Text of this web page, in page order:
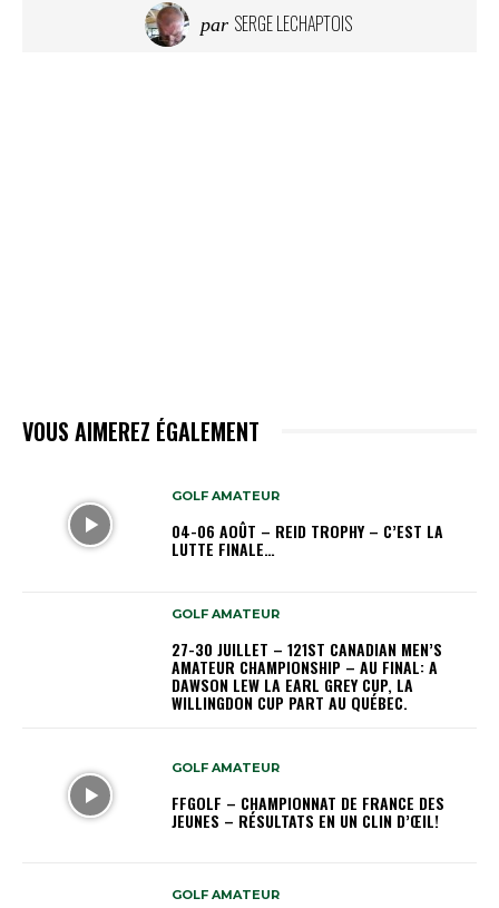
par SERGE LECHAPTOIS
VOUS AIMEREZ ÉGALEMENT
GOLF AMATEUR
04-06 AOÛT – REID TROPHY – C’EST LA
LUTTE FINALE…
GOLF AMATEUR
27-30 JUILLET – 121ST CANADIAN MEN’S
AMATEUR CHAMPIONSHIP – AU FINAL: A
DAWSON LEW LA EARL GREY CUP, LA
WILLINGDON CUP PART AU QUÉBEC.
GOLF AMATEUR
FFGOLF – CHAMPIONNAT DE FRANCE DES
JEUNES – RÉSULTATS EN UN CLIN D’ŒIL!
GOLF AMATEUR